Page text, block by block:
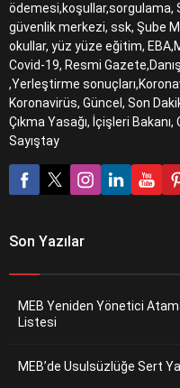
ödemesi,koşullar,sorgulama,
güvenlik merkezi, ssk, Şube
okullar, yüz yüze eğitim,
Covid-19, Resmi
,Yerleştirme
Koronavirüs, Güncel, Son
Çıkma Yasağı, İçişleri
Sayıştay
Son Yazılar
MEB Yeniden Yönetici
Listesi
MEB’de Usulsüzlüğe Sert